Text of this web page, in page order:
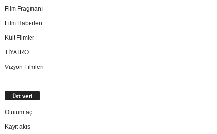
Film Fragmanı
Film Haberleri
Kült Filmler
TİYATRO
Vizyon Filmleri
Üst veri
Oturum aç
Kayıt akışı